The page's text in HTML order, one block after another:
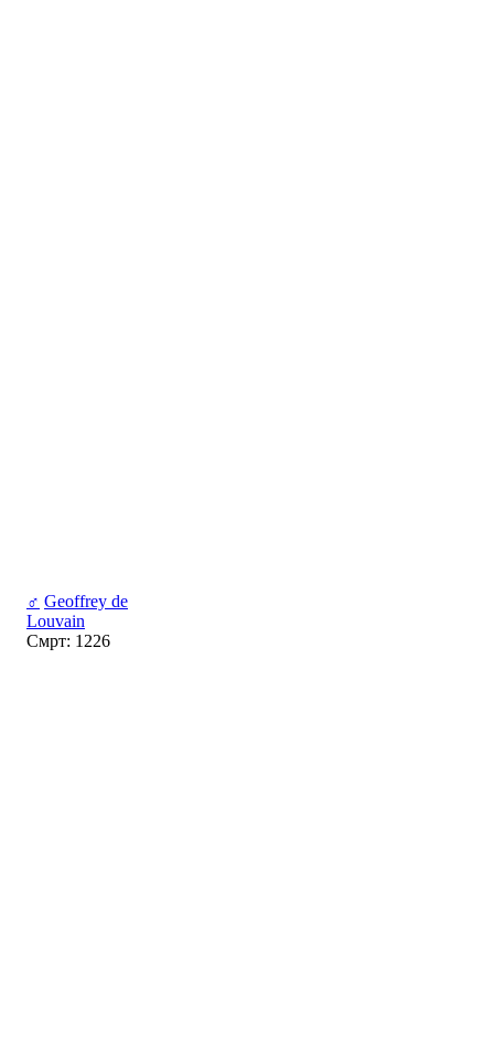
♂ Geoffrey de
Louvain
Смрт: 1226